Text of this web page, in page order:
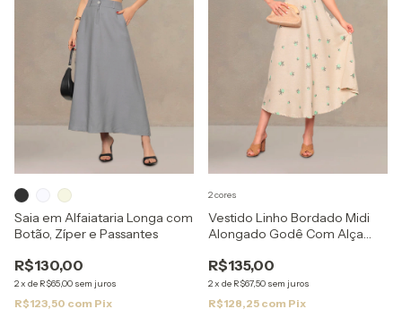
Saia em Alfaiataria Longa com
Botão, Zíper e Passantes
R$130,00
2x de R$65,00 sem juros
R$123,50 com Pix
Vestido Linho Bordado Midi
Alongado Godê Com Alça
R$135,00
2x de R$67,50 sem juros
R$128,25 com Pix
2 cores